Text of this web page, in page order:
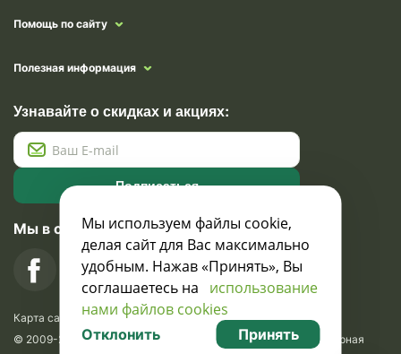
Помощь по сайту
Полезная информация
Узнавайте о скидках и акциях:
Подписаться
Мы в социальных сетях
Карта сайта
© 2009-2026 Krasavik.by. Сувениры оптом. Рекламно-сувенирная
Мы используем файлы cookie,
делая сайт для Вас максимально
удобным. Нажав «Принять», Вы
соглашаетесь на использование
нами файлов cookies
Отклонить Принять